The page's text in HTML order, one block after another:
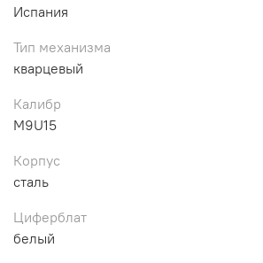
Испания
Тип механизма
кварцевый
Калибр
M9U15
Корпус
сталь
Циферблат
белый